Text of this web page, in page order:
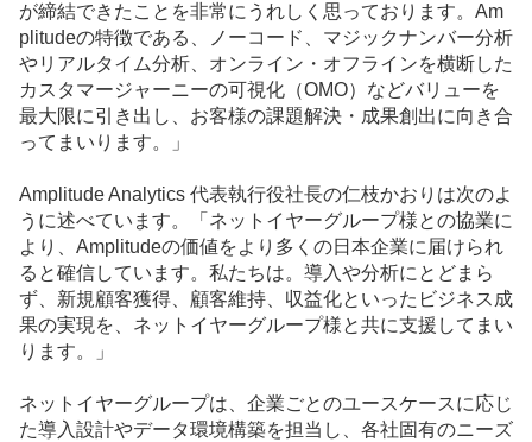
が締結できたことを非常にうれしく思っております。Am
plitudeの特徴である、ノーコード、マジックナンバー分析
やリアルタイム分析、オンライン・オフラインを横断した
カスタマージャーニーの可視化（OMO）などバリューを
最大限に引き出し、お客様の課題解決・成果創出に向き合
ってまいります。」
Amplitude Analytics 代表執行役社長の仁枝かおりは次のよ
うに述べています。「ネットイヤーグループ様との協業に
より、Amplitudeの価値をより多くの日本企業に届けられ
ると確信しています。私たちは。導入や分析にとどまら
ず、新規顧客獲得、顧客維持、収益化といったビジネス成
果の実現を、ネットイヤーグループ様と共に支援してまい
ります。」
ネットイヤーグループは、企業ごとのユースケースに応じ
た導入設計やデータ環境構築を担当し、各社固有のニーズ